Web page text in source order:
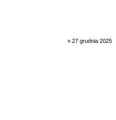
«27 grudnia 2025